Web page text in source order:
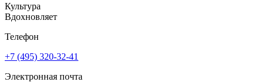
Культура
Вдохновляет
Телефон
+7 (495) 320-32-41
Электронная почта